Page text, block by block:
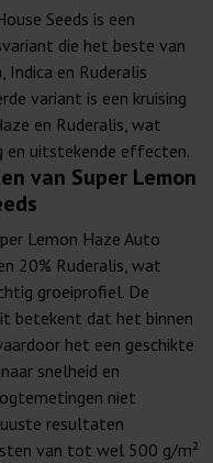
Seeds is een
die het beste van
en Ruderalis
variant is een kruising
en Ruderalis, wat
en uitstekende effecten.
van Super Lemon
Lemon Haze Auto
20% Ruderalis, wat
groeiprofiel. De
betekent dat het binnen
het een geschikte
snelheid en
niet
resultaten
van tot wel 500 g/m²